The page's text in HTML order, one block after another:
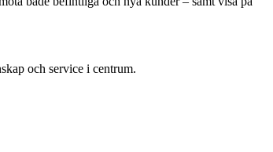
och service i centrum.